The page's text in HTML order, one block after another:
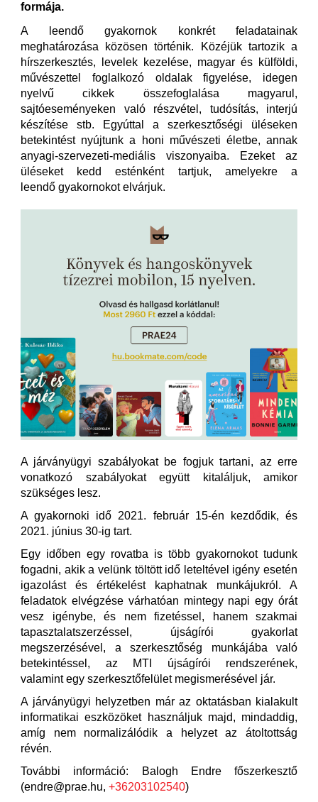
formája.
A leendő gyakornok konkrét feladatainak
meghatározása közösen történik. Közéjük tartozik a
hírszerkesztés, levelek kezelése, magyar és külföldi,
művészettel foglalkozó oldalak figyelése, idegen
nyelvű cikkek összefoglalása magyarul,
sajtóeseményeken való részvétel, tudósítás, interjú
készítése stb. Egyúttal a szerkesztőségi üléseken
betekintést nyújtunk a honi művészeti életbe, annak
anyagi-szervezeti-mediális viszonyaiba. Ezeket az
üléseket kedd esténként tartjuk, amelyekre a
leendő gyakornokot elvárjuk.
A járványügyi szabályokat be fogjuk tartani, az erre
vonatkozó szabályokat együtt kitaláljuk, amikor
szükséges lesz.
A gyakornoki idő 2021. február 15-én kezdődik, és
2021. június 30-ig tart.
Egy időben egy rovatba is több gyakornokot tudunk
fogadni, akik a velünk töltött idő leteltével igény esetén
igazolást és értékelést kaphatnak munkájukról. A
feladatok elvégzése várhatóan mintegy napi egy órát
vesz igénybe, és nem fizetéssel, hanem szakmai
tapasztalatszerzéssel, újságírói gyakorlat
megszerzésével, a szerkesztőség munkájába való
betekintéssel, az MTI újságírói rendszerének,
valamint egy szerkesztőfelület megismerésével jár.
A járványügyi helyzetben már az oktatásban kialakult
informatikai eszközöket használjuk majd, mindaddig,
amíg nem normalizálódik a helyzet az átoltottság
révén.
További információ: Balogh Endre főszerkesztő
(endre@prae.hu, +36203102540)